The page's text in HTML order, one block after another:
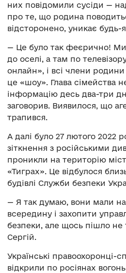
них повідомили сусіди —
про те, що родина
відсторонено, уникає будь-
— Це було так феєрично!
до оселі, а там по
онлайн», і всі члени
це «шоу». Глава сімейства
інформацію десь два-три
заговорив. Виявилося, що
трапився.
А далі було 27 лютого 2022
зіткнення з російськими
проникли на територію
«Тиграх». Це відбулося
будівлі Служби безпеки
— Я так думаю, вони мали
всередину і захопити
безпеки, але щось пішло не
Сергій.
Українські правоохоронці-
відкрили по росіянах